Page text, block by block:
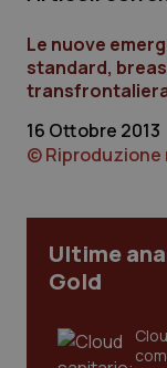
Le nuove
standard,
16 Ottobre 2013
© Riproduzione
Ultime
Gold
protette del
funzionare